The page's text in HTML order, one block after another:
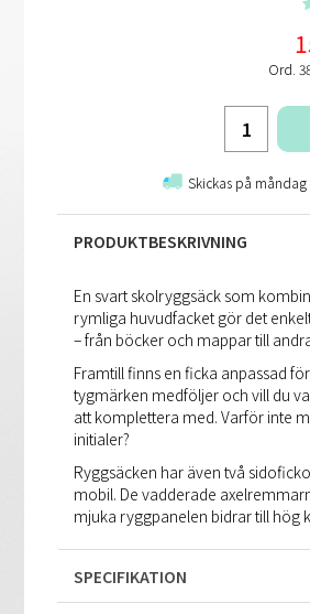
Ord.
Skickas på måndag
PRODUKTBESKRIVNING
En svart skolryggsäck som
rymliga huvudfacket gör det
– från böcker och mappar till
Framtill finns en ficka anpassad
tygmärken medföljer och vill du
att komplettera med. Varför inte
initialer?
Ryggsäcken har även två
mobil. De vadderade
mjuka ryggpanelen bidrar till hög
SPECIFIKATION